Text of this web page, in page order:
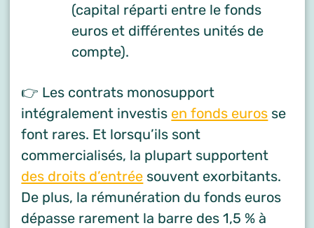
(capital réparti entre le fonds
euros et différentes unités de
compte).
👉 Les contrats monosupport
intégralement investis en fonds euros se
font rares. Et lorsqu’ils sont
commercialisés, la plupart supportent
des droits d’entrée souvent exorbitants.
De plus, la rémunération du fonds euros
dépasse rarement la barre des 1,5 % à